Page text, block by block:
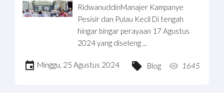
RidwanuddinManajer Kampanye
Pesisir dan Pulau Kecil Di tengah
hingar bingar perayaan 17 Agustus
2024 yang diseleng ...
Minggu, 25 Agustus 2024 Blog 1645